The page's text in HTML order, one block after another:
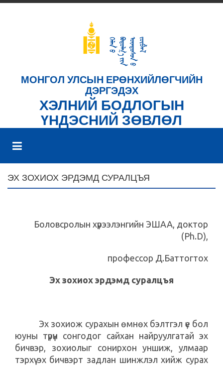
МОНГОЛ УЛСЫН ЕРӨНХИЙЛӨГЧИЙН
ДЭРГЭДЭХ
ХЭЛНИЙ БОДЛОГЫН
ҮНДЭСНИЙ ЗӨВЛӨЛ
ЭХ ЗОХИОХ ЭРДЭМД СУРАЛЦЪЯ
Боловсролын хүрээлэнгийн ЭШАА, доктор
(Ph.D),
профессор Д.Баттогтох
Эх зохиох эрдэмд суралцъя
Эх зохиож сурахын өмнөх бэлтгэл үе бол
юуны түрүүн сонгодог сайхан найруулгатай эх
бичвэр, зохиолыг сонирхон уншиж, улмаар
тэрхүү эх бичвэрт задлан шинжлэл хийж сурах